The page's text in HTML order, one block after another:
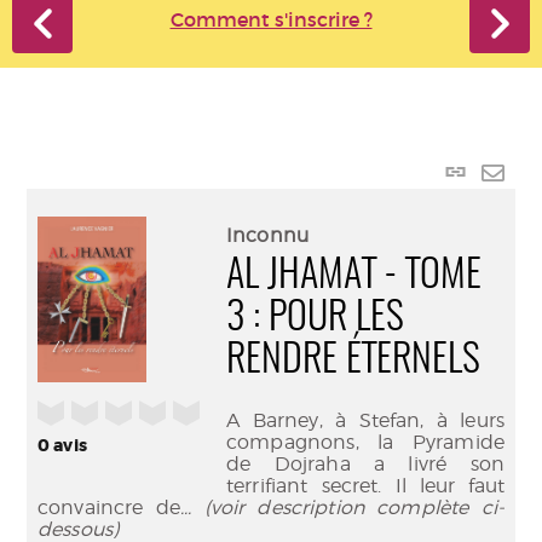
Comment s'inscrire ?
Lien
0avis
Inconnu
AL JHAMAT - TOME
3 : POUR LES
RENDRE ÉTERNELS
A Barney, à Stefan, à leurs
compagnons, la Pyramide
de Dojraha a livré son
terrifiant secret. Il leur faut
convaincre de... (voir description complète ci-
dessous)